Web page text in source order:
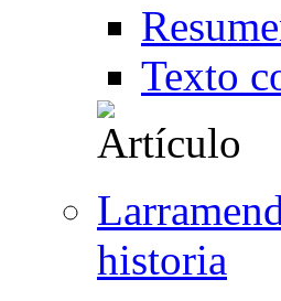
Texto
historia